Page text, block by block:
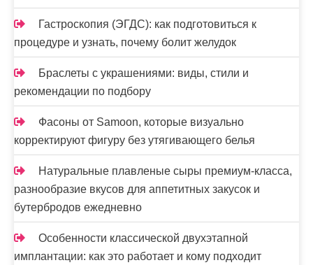
Гастроскопия (ЭГДС): как подготовиться к
процедуре и узнать, почему болит желудок
Браслеты с украшениями: виды, стили и
рекомендации по подбору
Фасоны от Samoon, которые визуально
корректируют фигуру без утягивающего белья
Натуральные плавленые сыры премиум-класса,
разнообразие вкусов для аппетитных закусок и
бутербродов ежедневно
Особенности классической двухэтапной
имплантации: как это работает и кому подходит